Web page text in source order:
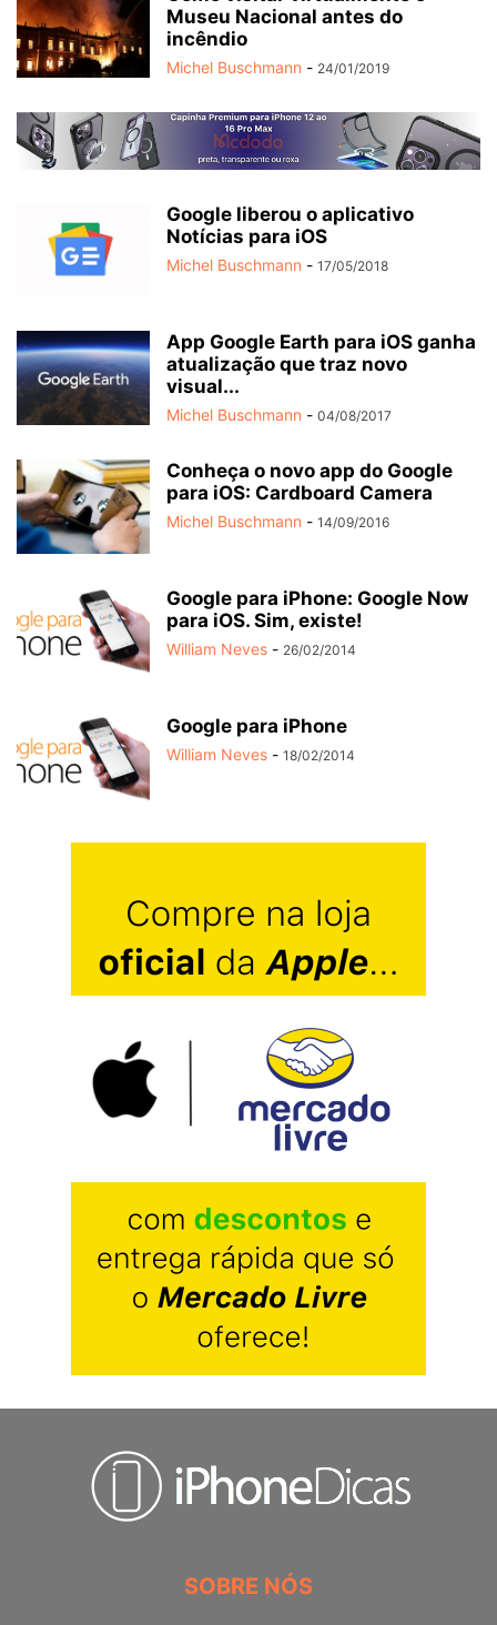
Museu Nacional antes do
incêndio
Michel Buschmann - 24/01/2019
Google liberou o aplicativo
Notícias para iOS
Michel Buschmann - 17/05/2018
App Google Earth para iOS ganha
atualização que traz novo
visual...
Michel Buschmann - 04/08/2017
Conheça o novo app do Google
para iOS: Cardboard Camera
Michel Buschmann - 14/09/2016
Google para iPhone: Google Now
para iOS. Sim, existe!
William Neves - 26/02/2014
Google para iPhone
William Neves - 18/02/2014
SOBRE NÓS